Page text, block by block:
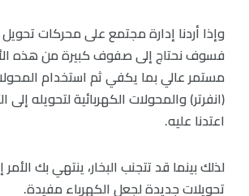
وإذا أردنا إدارة مجتمع على محركات
فسوف نحتاج إلى صفوف كبيرة من هذه
مستمر عالي بما يكفي ثم استخدام
(انفرتر) والمحولات الكهربائية لتحويله إلى
اعتدنا عليه.
لذلك بينما قد تتجنب البخار، ينتهي بك
تحويلات جديدة لجعل الكهرباء مفيدة.